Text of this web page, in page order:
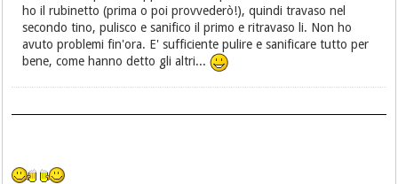
ho il rubinetto (prima o poi provvederò!), quindi travaso nel
secondo tino, pulisco e sanifico il primo e ritravaso li. Non ho
avuto problemi fin'ora. E' sufficiente pulire e sanificare tutto per
bene, come hanno detto gli altri...